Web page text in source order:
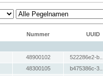
Nummer UUID
48900102 522286e2-b...
48300105 b475386c-3...